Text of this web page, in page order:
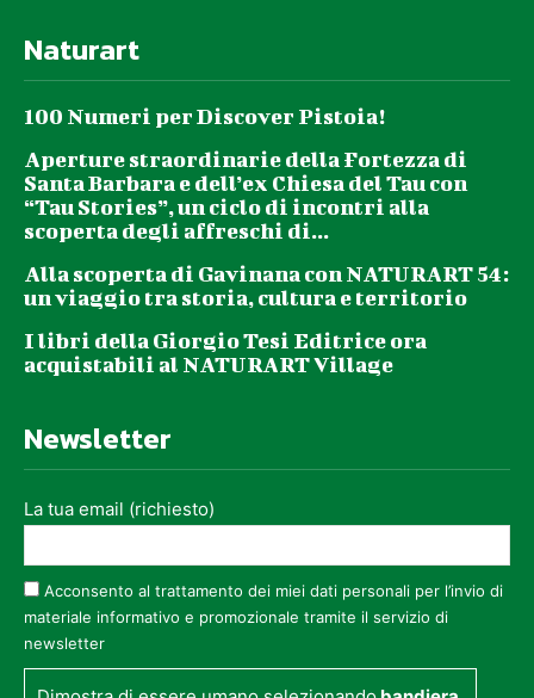
Naturart
100 Numeri per Discover Pistoia!
Aperture straordinarie della Fortezza di
Santa Barbara e dell’ex Chiesa del Tau con
“Tau Stories”, un ciclo di incontri alla
scoperta degli affreschi di...
Alla scoperta di Gavinana con NATURART 54:
un viaggio tra storia, cultura e territorio
I libri della Giorgio Tesi Editrice ora
acquistabili al NATURART Village
Newsletter
La tua email (richiesto)
Acconsento al trattamento dei miei dati personali per l’invio di
materiale informativo e promozionale tramite il servizio di
newsletter